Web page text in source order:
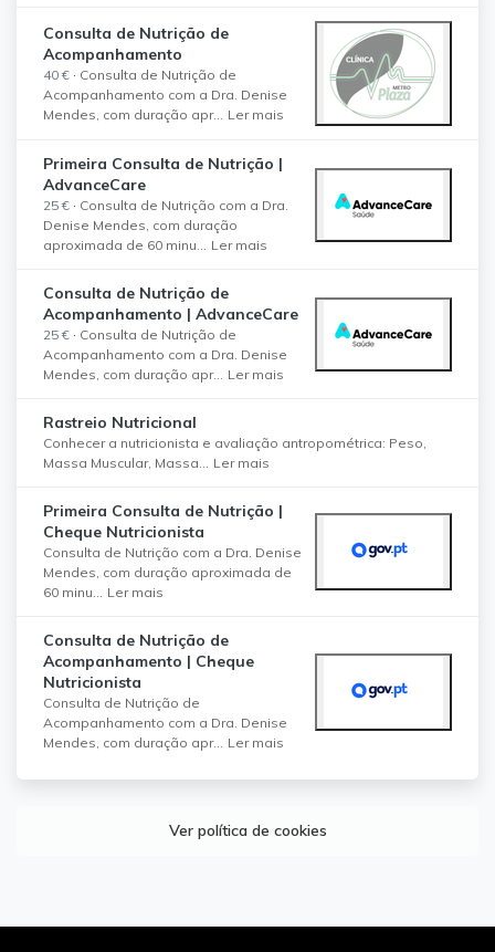
Consulta de Nutrição de
Acompanhamento
40 € · Consulta de Nutrição de
Acompanhamento com a Dra. Denise
Mendes, com duração apr...
Ler mais
Primeira Consulta de Nutrição |
AdvanceCare
25 € · Consulta de Nutrição com a Dra.
Denise Mendes, com duração
aproximada de 60 minu... Ler mais
Consulta de Nutrição de
Acompanhamento | AdvanceCare
25 € · Consulta de Nutrição de
Acompanhamento com a Dra. Denise
Mendes, com duração apr... Ler mais
Rastreio Nutricional
Conhecer a nutricionista e avaliação antropométrica: Peso,
Massa Muscular, Massa... Ler mais
Primeira Consulta de Nutrição |
Cheque Nutricionista
Consulta de Nutrição com a Dra. Denise
Mendes, com duração aproximada de
60 minu... Ler mais
Consulta de Nutrição de
Acompanhamento | Cheque
Nutricionista
Consulta de Nutrição de
Acompanhamento com a Dra. Denise
Mendes, com duração apr... Ler mais
Ver política de cookies